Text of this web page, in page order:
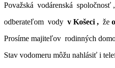
Považská vodárenská
odberateľom vody v Košeci , že
Prosíme majiteľov rodinných
Stav vodomeru môžu nahlásiť i